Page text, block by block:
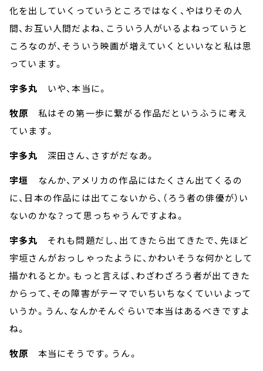
化を出していくっていうところではなく、やはりその人
間、お互い人間だよね、こういう人がいるよねっていうと
ころなのが、そういう映画が増えていくといいなと私は思
っています。
宇多丸 いや、本当に。
牧原 私はその第一歩に繋がる作品だというふうに考え
ています。
宇多丸 深田さん、さすがだなあ。
宇垣
なんか、アメリカの作品にはたくさん出てくるの
に、日本の作品には出てこないから、（ろう者の俳優が）い
ないのかな？って思っちゃうんですよね。
宇多丸 それも問題だし、出てきたら出てきたで、先ほど
宇垣さんがおっしゃったように、かわいそうな何かとして
描かれるとか。もっと言えば、わざわざろう者が出てきた
からって、その障害がテーマでいちいちなくていいよって
いうか。うん、なんかそんぐらいで本当はあるべきですよ
ね。
牧原 本当にそうです。うん。